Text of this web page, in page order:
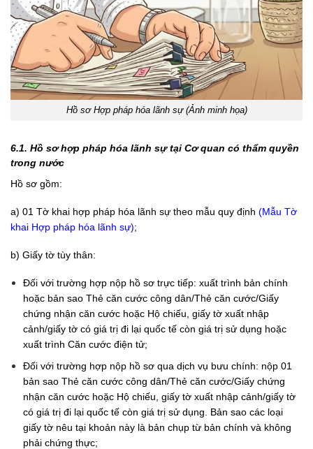
Hồ sơ Hợp pháp hóa lãnh sự (Ảnh minh họa)
6.1. Hồ sơ hợp pháp hóa lãnh sự tại Cơ quan có thẩm quyền
trong nước
Hồ sơ gồm:
a) 01 Tờ khai hợp pháp hóa lãnh sự theo mẫu quy định (Mẫu Tờ
khai Hợp pháp hóa lãnh sự);
b) Giấy tờ tùy thân:
Đối với trường hợp nộp hồ sơ trực tiếp: xuất trình bản chính
hoặc bản sao Thẻ căn cước công dân/Thẻ căn cước/Giấy
chứng nhận căn cước hoặc Hộ chiếu, giấy tờ xuất nhập
cảnh/giấy tờ có giá trị đi lại quốc tế còn giá trị sử dụng hoặc
xuất trình Căn cước điện tử;
Đối với trường hợp nộp hồ sơ qua dịch vụ bưu chính: nộp 01
bản sao Thẻ căn cước công dân/Thẻ căn cước/Giấy chứng
nhận căn cước hoặc Hộ chiếu, giấy tờ xuất nhập cảnh/giấy tờ
có giá trị đi lại quốc tế còn giá trị sử dụng. Bản sao các loại
giấy tờ nêu tại khoản này là bản chụp từ bản chính và không
phải chứng thực;